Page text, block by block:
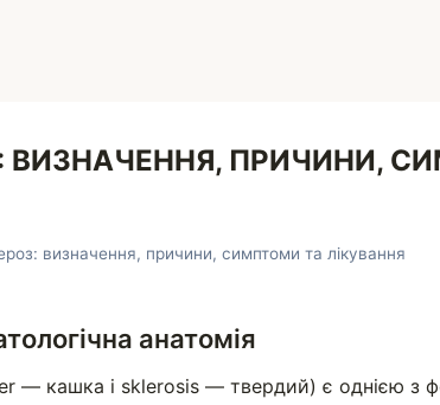
ВИЗНАЧЕННЯ, ПРИЧИНИ,
визначення, причини, симптоми та лікування
анатомія
— кашка і sklerosis — твердий) є однією з